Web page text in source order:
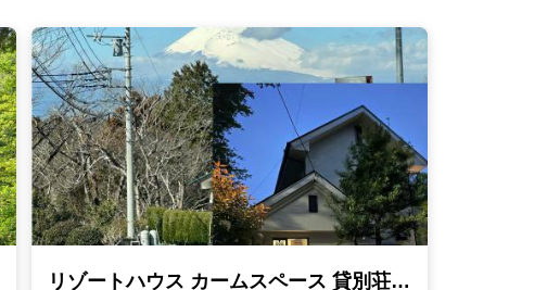
リゾートハウス カームスペース 貸別荘 南箱根 熱海